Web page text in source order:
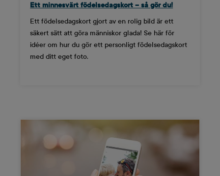
Ett minnesvärt födelsedagskort – så gör du!
Ett födelsedagskort gjort av en rolig bild är ett
säkert sätt att göra människor glada! Se här för
idéer om hur du gör ett personligt födelsedagskort
med ditt eget foto.